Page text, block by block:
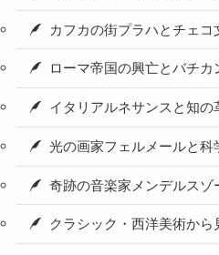
カフカの街プラハとチェコ
ローマ帝国の興亡とバチカ
イタリアルネサンスと知の
光の画家フェルメールと科
奇跡の音楽家メンデルスゾ
クラシック・西洋美術から